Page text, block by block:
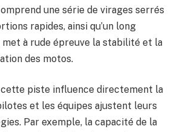
une série de virages serrés
rapides, ainsi qu’un long
met à rude épreuve la stabilité et la
des motos.
cette piste influence directement la
et les équipes ajustent leurs
Par exemple, la capacité de la